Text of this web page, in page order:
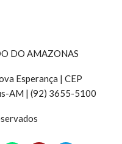
DO AMAZONAS
Esperança | CEP
AM | (92) 3655-5100